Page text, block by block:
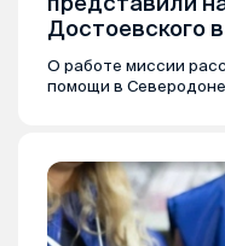
Достоевского
О работе миссии
помощи в